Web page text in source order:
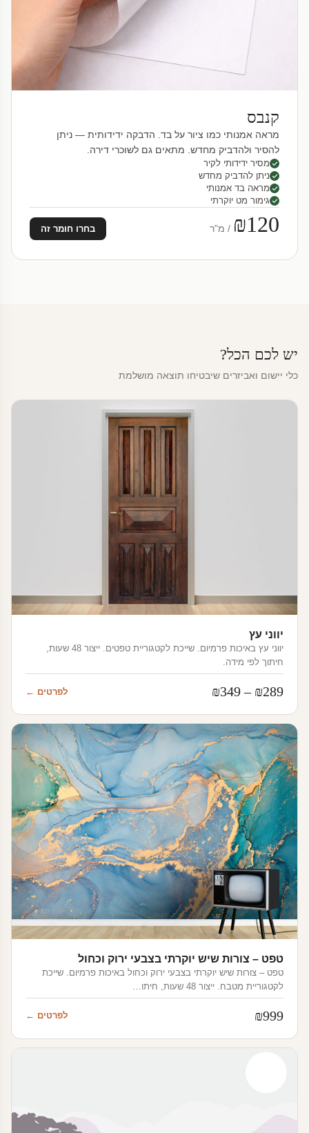
קנבס
מראה אמנותי כמו ציור על בד. הדבקה ידידותית — ניתן
להסיר ולהדביק מחדש. מתאים גם לשוכרי דירה.
מסיר ידידותי לקיר
ניתן להדביק מחדש
מראה בד אמנותי
גימור מט יוקרתי
₪120 / מ"ר בחרו חומר זה
יש לכם הכל?
כלי יישום ואביזרים שיבטיחו תוצאה מושלמת
יווני עץ
יווני עץ באיכות פרמיום. שייכת לקטגוריית טפטים. ייצור 48 שעות,
חיתוך לפי מידה.
₪289
–
₪349
מחירים:
עד
לפרטים ←
טפט – צורות שיש יוקרתי בצבעי ירוק וכחול
טפט – צורות שיש יוקרתי בצבעי ירוק וכחול באיכות פרמיום. שייכת
לקטגוריית מטבח. ייצור 48 שעות, חיתו…
₪999 לפרטים ←